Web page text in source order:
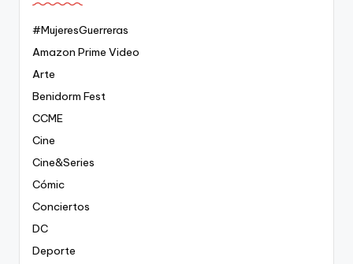
#MujeresGuerreras
Amazon Prime Video
Arte
Benidorm Fest
CCME
Cine
Cine&Series
Cómic
Conciertos
DC
Deporte